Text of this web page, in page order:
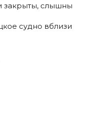
закрыты, слышны
судно вблизи